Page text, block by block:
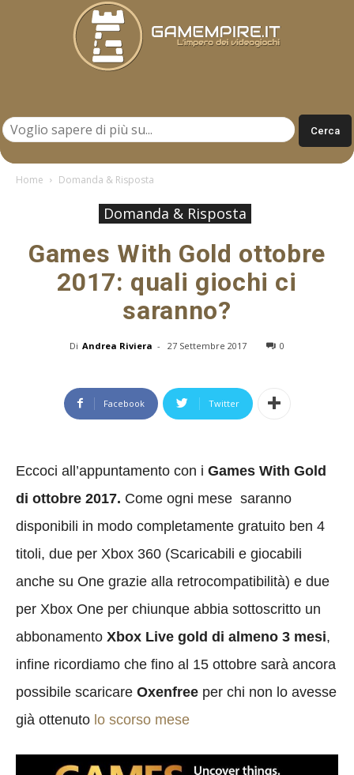
Home Domanda & Risposta
Domanda & Risposta
Games With Gold ottobre
2017: quali giochi ci
saranno?
Di Andrea Riviera - 27 Settembre 2017 0
Facebook Twitter
Eccoci all’appuntamento con i Games With Gold
di ottobre 2017. Come ogni mese saranno
disponibili in modo completamente gratuito ben 4
titoli, due per Xbox 360 (Scaricabili e giocabili
anche su One grazie alla retrocompatibilità) e due
per Xbox One per chiunque abbia sottoscritto un
abbonamento Xbox Live gold di almeno 3 mesi,
infine ricordiamo che fino al 15 ottobre sarà ancora
possibile scaricare Oxenfree per chi non lo avesse
già ottenuto lo scorso mese